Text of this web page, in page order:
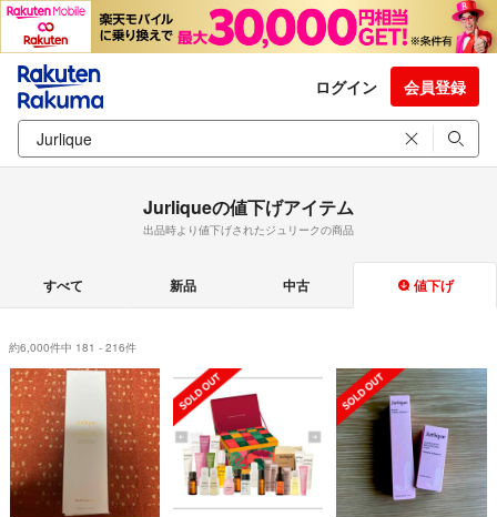
ログイン 会員登録
Jurliqueの値下げアイテム
出品時より値下げされたジュリークの商品
すべて 新品 中古 値下げ
約6,000件中 181 - 216件